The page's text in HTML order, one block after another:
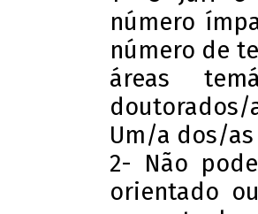
número
número de
áreas
Um/a dos/
2- Não
orientado